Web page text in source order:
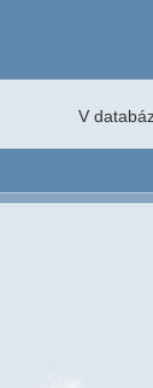
V